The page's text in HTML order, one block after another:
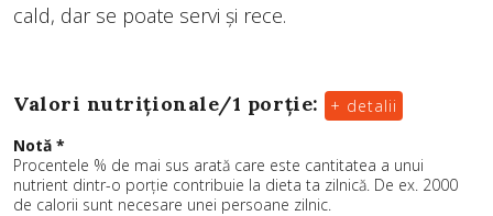
cald, dar se poate servi și rece.
Valori nutriționale/1 porție:
+ detalii
Notă *
Procentele % de mai sus arată care este cantitatea a unui
nutrient dintr-o porție contribuie la dieta ta zilnică. De ex. 2000
de calorii sunt necesare unei persoane zilnic.